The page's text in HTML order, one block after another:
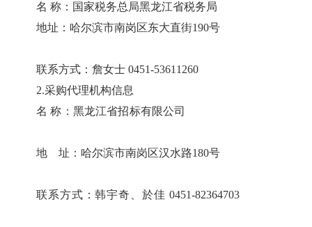
名 称：国家税务总局黑龙江省税务局
地址：哈尔滨市南岗区东大直街190号
联系方式：詹女士 0451-53611260
2.采购代理机构信息
名 称：黑龙江省招标有限公司
地 址：哈尔滨市南岗区汉水路180号
联系方式：韩宇奇、於佳 0451-82364703